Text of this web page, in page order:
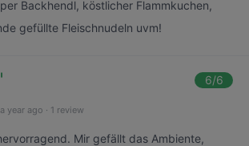
Backhendl, köstlicher Flammkuchen,
gefüllte Fleischnudeln uvm!
6/6
a year ago · 1 review
Mir gefällt das Ambiente,